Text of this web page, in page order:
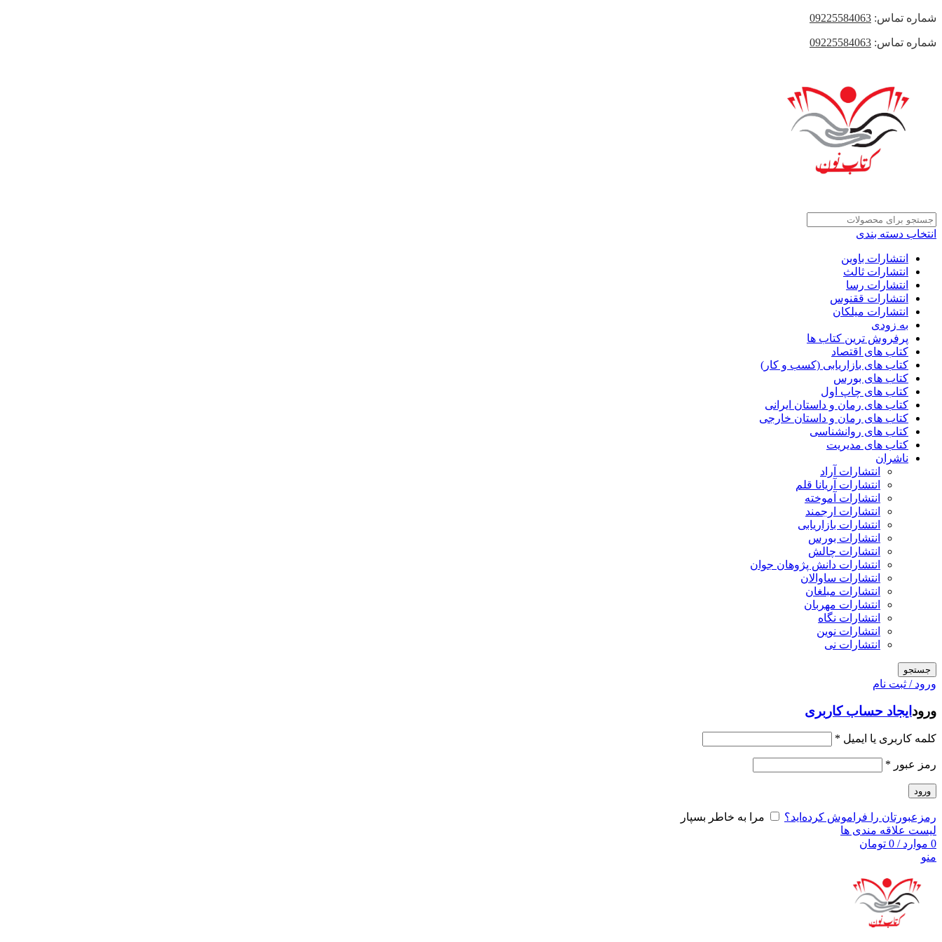
شماره تماس: 09225584063
شماره تماس: 09225584063
انتخاب دسته بندی
انتشارات باوین
انتشارات ثالث
انتشارات رسا
انتشارات ققنوس
انتشارات میلکان
به زودی
پرفروش ترین کتاب ها
کتاب های اقتصاد
کتاب های بازاریابی (کسب و کار)
کتاب های بورس
کتاب های چاپ اول
کتاب های رمان و داستان ایرانی
کتاب های رمان و داستان خارجی
کتاب های روانشناسی
کتاب های مدیریت
ناشران
انتشارات آراد
انتشارات آریانا قلم
انتشارات آموخته
انتشارات ارجمند
انتشارات بازاریابی
انتشارات بورس
انتشارات چالش
انتشارات دانش پژوهان جوان
انتشارات ساوالان
انتشارات مبلغان
انتشارات مهربان
انتشارات نگاه
انتشارات نوین
انتشارات نی
جستجو
ورود / ثبت نام
ورود ایجاد حساب کاربری
کلمه کاربری یا ایمیل *
رمز عبور *
ورود
رمزعبورتان را فراموش کرده‌اید؟
مرا به خاطر بسپار
لیست علاقه مندی ها
0 موارد /
0 تومان
منو